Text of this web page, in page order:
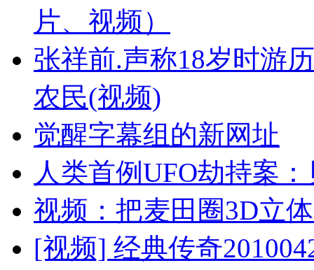
片、视频）
张祥前.声称18岁时游
农民(视频)
觉醒字幕组的新网址
人类首例UFO劫持案
视频：把麦田圈3D立
[视频] 经典传奇